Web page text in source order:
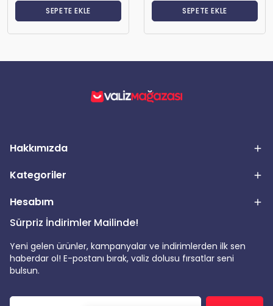
SEPETE EKLE SEPETE EKLE
Hakkımızda
Kategoriler
Hesabım
Sürpriz İndirimler Mailinde!
Yeni gelen ürünler, kampanyalar ve indirimlerden ilk sen
haberdar ol! E-postanı bırak, valiz dolusu fırsatlar seni
bulsun.